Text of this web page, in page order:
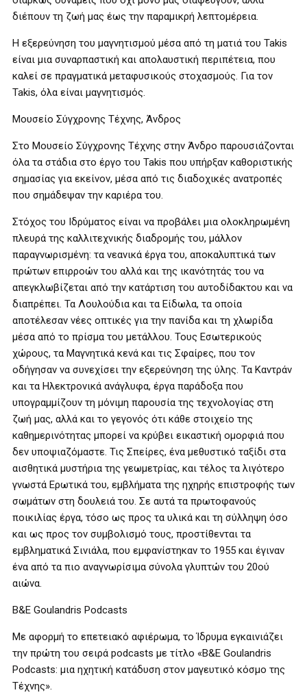
διέπουν τη ζωή μας έως την παραμικρή λεπτομέρεια.
Η εξερεύνηση του μαγνητισμού μέσα από τη ματιά του Takis
είναι μια συναρπαστική και απολαυστική περιπέτεια, που
καλεί σε πραγματικά μεταφυσικούς στοχασμούς. Για τον
Takis, όλα είναι μαγνητισμός.
Μουσείο Σύγχρονης Τέχνης, Άνδρος
Στο Μουσείο Σύγχρονης Τέχνης στην Άνδρο παρουσιάζονται
όλα τα στάδια στο έργο του Takis που υπήρξαν καθοριστικής
σημασίας για εκείνον, μέσα από τις διαδοχικές ανατροπές
που σημάδεψαν την καριέρα του.
Στόχος του Ιδρύματος είναι να προβάλει μια ολοκληρωμένη
πλευρά της καλλιτεχνικής διαδρομής του, μάλλον
παραγνωρισμένη: τα νεανικά έργα του, αποκαλυπτικά των
πρώτων επιρροών του αλλά και της ικανότητάς του να
απεγκλωβίζεται από την κατάρτιση του αυτοδίδακτου και να
διαπρέπει. Τα Λουλούδια και τα Είδωλα, τα οποία
αποτέλεσαν νέες οπτικές για την πανίδα και τη χλωρίδα
μέσα από το πρίσμα του μετάλλου. Τους Εσωτερικούς
χώρους, τα Μαγνητικά κενά και τις Σφαίρες, που τον
οδήγησαν να συνεχίσει την εξερεύνηση της ύλης. Τα Καντράν
και τα Ηλεκτρονικά ανάγλυφα, έργα παράδοξα που
υπογραμμίζουν τη μόνιμη παρουσία της τεχνολογίας στη
ζωή μας, αλλά και το γεγονός ότι κάθε στοιχείο της
καθημερινότητας μπορεί να κρύβει εικαστική ομορφιά που
δεν υποψιαζόμαστε. Τις Σπείρες, ένα μεθυστικό ταξίδι στα
αισθητικά μυστήρια της γεωμετρίας, και τέλος τα λιγότερο
γνωστά Ερωτικά του, εμβλήματα της ηχηρής επιστροφής των
σωμάτων στη δουλειά του. Σε αυτά τα πρωτοφανούς
ποικιλίας έργα, τόσο ως προς τα υλικά και τη σύλληψη όσο
και ως προς τον συμβολισμό τους, προστίθενται τα
εμβληματικά Σινιάλα, που εμφανίστηκαν το 1955 και έγιναν
ένα από τα πιο αναγνωρίσιμα σύνολα γλυπτών του 20ού
αιώνα.
B&E Goulandris Podcasts
Με αφορμή το επετειακό αφιέρωμα, το Ίδρυμα εγκαινιάζει
την πρώτη του σειρά podcasts με τίτλο «B&E Goulandris
Podcasts: μια ηχητική κατάδυση στον μαγευτικό κόσμο της
Τέχνης».